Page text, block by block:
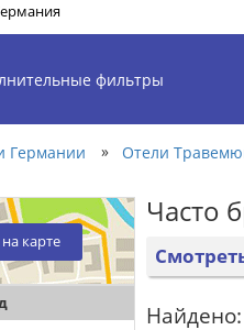
фильтры
Германии » Отели
карте
Часто